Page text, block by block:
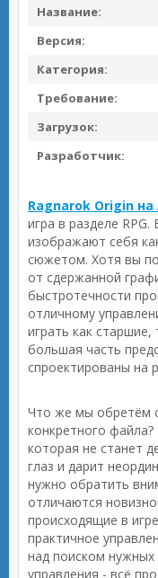
Название:
Версия:
Категория:
Требование:
Загрузок:
Разработчик:
Ragnarok Origin
игра в разделе
изображают себя
сюжетом. Хотя вы
от сдержанной
быстротечности
отличному
играть как
большая часть
спроектированы на
Что же мы обретём
конкретного
которая не станет
глаз и дарит
нужно обратить
отличаются
происходящие в
практичное
над поиском нужных
управления - всё